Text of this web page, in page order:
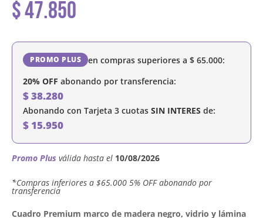
$47.850
PROMO PLUS en compras superiores a $ 65.000:
20% OFF abonando por transferencia:
$38.280
Abonando con Tarjeta 3 cuotas SIN INTERES de:
$ 15.950
Promo Plus válida hasta el 10/08/2026
´*Compras inferiores a $65.000 5% OFF abonando por
transferencia
Cuadro Premium marco de madera negro, vidrio y lámina